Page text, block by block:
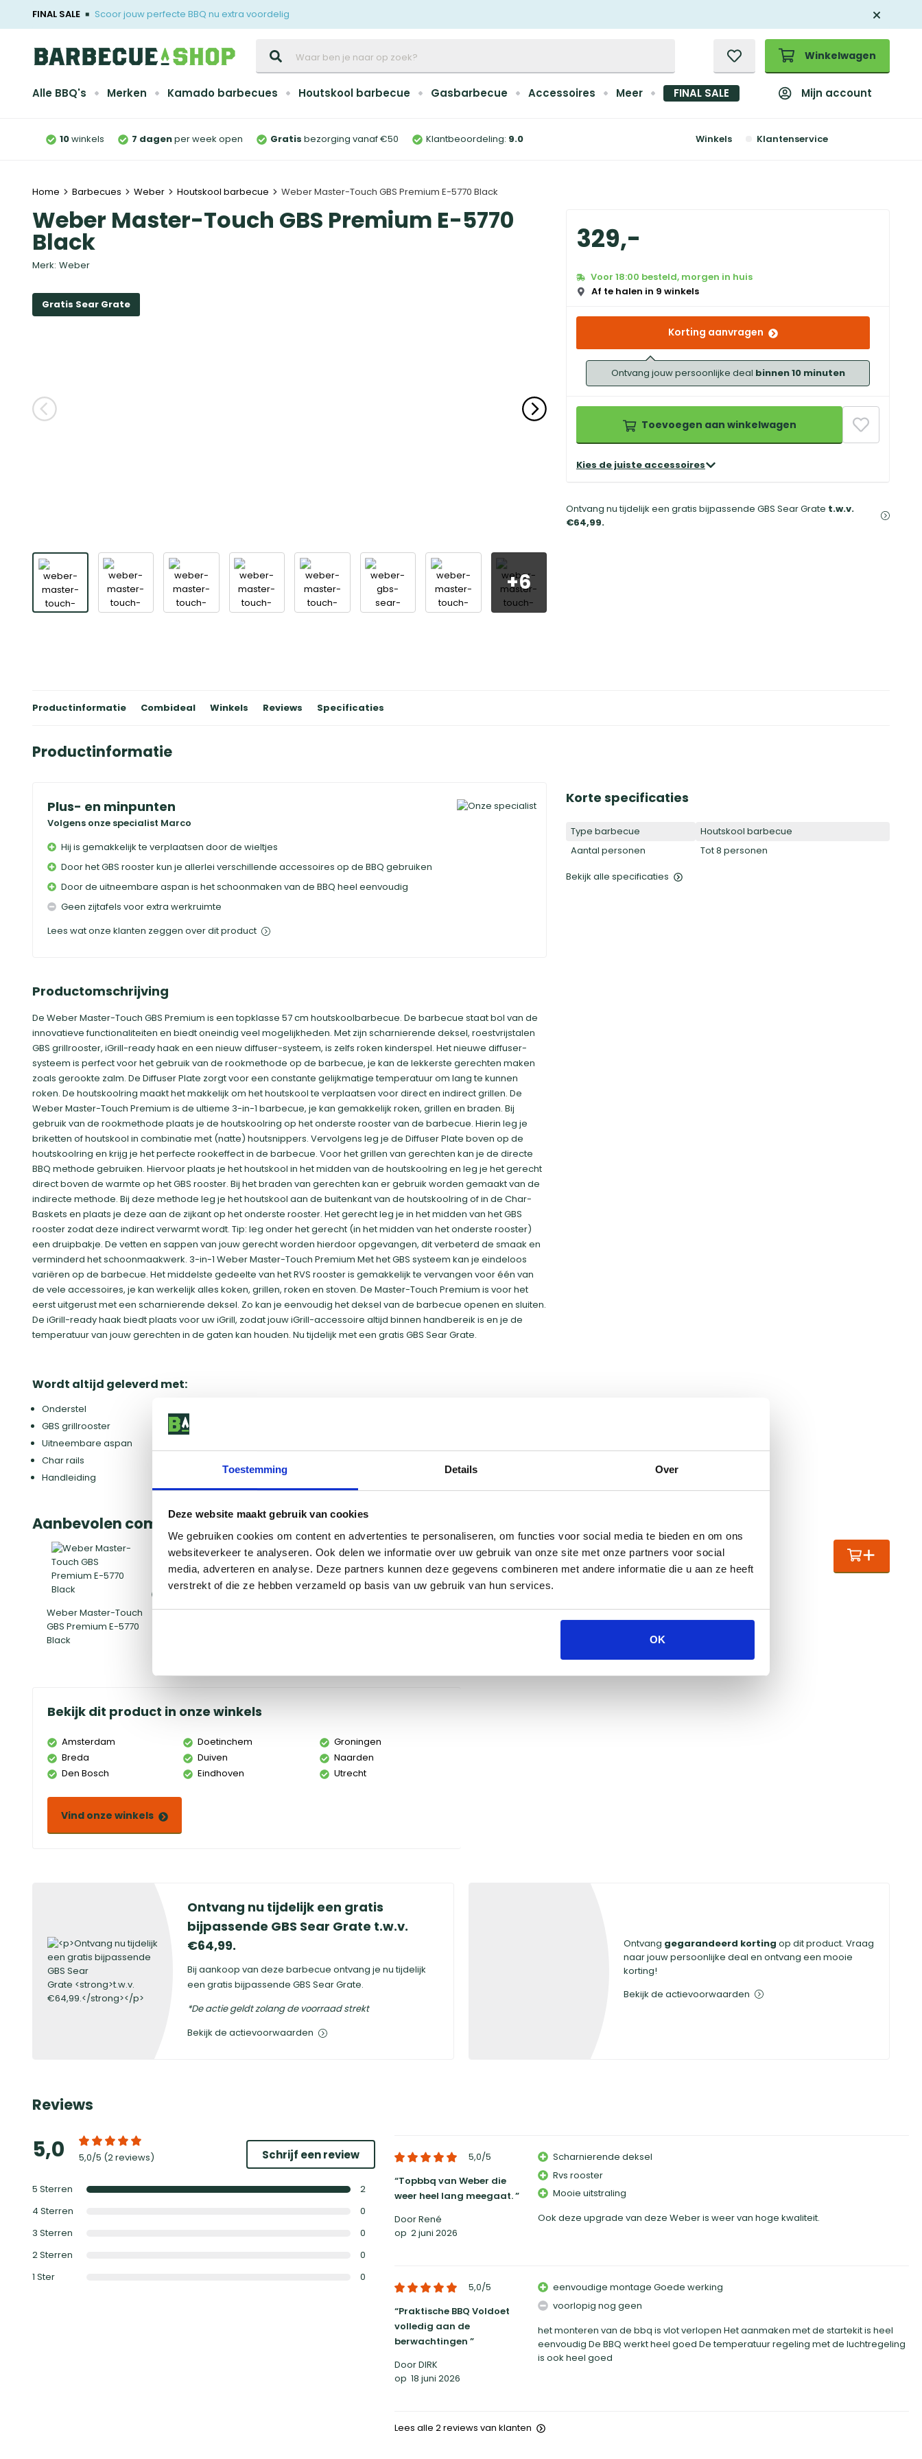
Toestemming Details Over
Deze website maakt gebruik van cookies
We gebruiken cookies om content en advertenties te personaliseren, om functies voor social media te bieden en om ons
websiteverkeer te analyseren. Ook delen we informatie over uw gebruik van onze site met onze partners voor social
media, adverteren en analyse. Deze partners kunnen deze gegevens combineren met andere informatie die u aan ze heeft
verstrekt of die ze hebben verzameld op basis van uw gebruik van hun services.
OK
FINAL SALE Scoor jouw perfecte BBQ nu extra voordelig
Winkelwagen
Alle BBQ's Merken Kamado barbecues Houtskool barbecue Gasbarbecue Accessoires Meer FINAL SALE Mijn account
10winkels 7 dagenper week open Gratis bezorging vanaf €50 Klantbeoordeling: 9.0 Winkels Klantenservice
Home Barbecues Weber Houtskool barbecue Weber Master-Touch GBS Premium E-5770 Black
Weber Master-Touch GBS Premium E-5770
Black
Merk: Weber
+6
Gratis Sear Grate
329,-
Voor 18:00 besteld, morgen in huis
Af te halen in 9 winkels
Korting aanvragen
Ontvang jouw persoonlijke deal binnen 10 minuten
Toevoegen aan winkelwagen
Kies de juiste accessoires
Ontvang nu tijdelijk een gratis bijpassende GBS Sear Grate t.w.v.
€64,99.
Productinformatie Combideal Winkels Reviews Specificaties
Productinformatie
Plus- en minpunten
Volgens onze specialist Marco
Hij is gemakkelijk te verplaatsen door de wieltjes
Door het GBS rooster kun je allerlei verschillende accessoires op de BBQ gebruiken
Door de uitneembare aspan is het schoonmaken van de BBQ heel eenvoudig
Geen zijtafels voor extra werkruimte
Lees wat onze klanten zeggen over dit product
Productomschrijving
De Weber Master-Touch GBS Premium is een topklasse 57 cm houtskoolbarbecue. De barbecue staat bol van de
innovatieve functionaliteiten en biedt oneindig veel mogelijkheden. Met zijn scharnierende deksel, roestvrijstalen
GBS grillrooster, iGrill-ready haak en een nieuw diffuser-systeem, is zelfs roken kinderspel. Het nieuwe diffuser-
systeem is perfect voor het gebruik van de rookmethode op de barbecue, je kan de lekkerste gerechten maken
zoals gerookte zalm. De Diffuser Plate zorgt voor een constante gelijkmatige temperatuur om lang te kunnen
roken. De houtskoolring maakt het makkelijk om het houtskool te verplaatsen voor direct en indirect grillen. De
Weber Master-Touch Premium is de ultieme 3-in-1 barbecue, je kan gemakkelijk roken, grillen en braden. Bij
gebruik van de rookmethode plaats je de houtskoolring op het onderste rooster van de barbecue. Hierin leg je
briketten of houtskool in combinatie met (natte) houtsnippers. Vervolgens leg je de Diffuser Plate boven op de
houtskoolring en krijg je het perfecte rookeffect in de barbecue. Voor het grillen van gerechten kan je de directe
BBQ methode gebruiken. Hiervoor plaats je het houtskool in het midden van de houtskoolring en leg je het gerecht
direct boven de warmte op het GBS rooster. Bij het braden van gerechten kan er gebruik worden gemaakt van de
indirecte methode. Bij deze methode leg je het houtskool aan de buitenkant van de houtskoolring of in de Char-
Baskets en plaats je deze aan de zijkant op het onderste rooster. Het gerecht leg je in het midden van het GBS
rooster zodat deze indirect verwarmt wordt. Tip: leg onder het gerecht (in het midden van het onderste rooster)
een druipbakje. De vetten en sappen van jouw gerecht worden hierdoor opgevangen, dit verbeterd de smaak en
verminderd het schoonmaakwerk. 3-in-1 Weber Master-Touch Premium Met het GBS systeem kan je eindeloos
variëren op de barbecue. Het middelste gedeelte van het RVS rooster is gemakkelijk te vervangen voor één van
de vele accessoires, je kan werkelijk alles koken, grillen, roken en stoven. De Master-Touch Premium is voor het
eerst uitgerust met een scharnierende deksel. Zo kan je eenvoudig het deksel van de barbecue openen en sluiten.
De iGrill-ready haak biedt plaats voor uw iGrill, zodat jouw iGrill-accessoire altijd binnen handbereik is en je de
temperatuur van jouw gerechten in de gaten kan houden. Nu tijdelijk met een gratis GBS Sear Grate.
Wordt altijd geleverd met:
Onderstel
GBS grillrooster
Uitneembare aspan
Char rails
Handleiding
Korte specificaties
Type barbecue
Houtskool barbecue
Aantal personen
Tot 8 personen
Bekijk alle specificaties
Aanbevolen combideals
Weber Master-Touch
GBS Premium E-5770
Black
0,-
Bekijk dit product in onze winkels
Amsterdam
Breda
Den Bosch
Doetinchem
Duiven
Eindhoven
Groningen
Naarden
Utrecht
Vind onze winkels
Ontvang nu tijdelijk een gratis
bijpassende GBS Sear Grate t.w.v.
€64,99.
Bij aankoop van deze barbecue ontvang je nu tijdelijk
een gratis bijpassende GBS Sear Grate.
*De actie geldt zolang de voorraad strekt
Bekijk de actievoorwaarden
Ontvang gegarandeerd korting op dit product. Vraag
naar jouw persoonlijke deal en ontvang een mooie
korting!
Bekijk de actievoorwaarden
Reviews
5,0 5,0/5 (2 reviews) Schrijf een review
5 Sterren
2
4 Sterren
0
3 Sterren
0
2Sterren
0
1 Ster 0
5,0/5
Topbbq van Weber die
weer heel lang meegaat.
Door René
op 2 juni 2026
Scharnierende deksel
Rvs rooster
Mooie uitstraling
Ook deze upgrade van deze Weber is weer van hoge kwaliteit.
5,0/5
Praktische BBQ Voldoet
volledig aan de
berwachtingen
Door DIRK
op 18 juni 2026
eenvoudige montage Goede werking
voorlopig nog geen
het monteren van de bbq is vlot verlopen Het aanmaken met de startekit is heel
eenvoudig De BBQ werkt heel goed De temperatuur regeling met de luchtregeling
is ook heel goed
Lees alle 2 reviews van klanten